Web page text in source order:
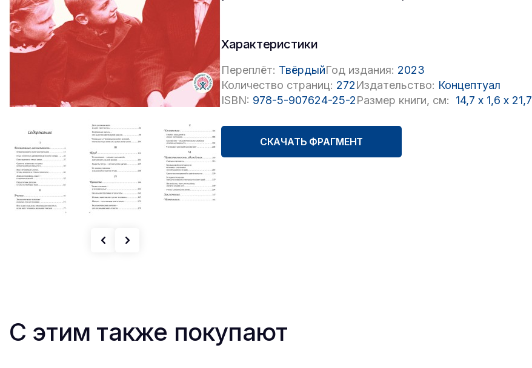
Характеристики
Переплёт: ТвёрдыйГод издания: 2023
Количество страниц: 272Издательство: Концептуал
ISBN: 978-5-907624-25-2Размер книги, см: 14,7 x 1,6 x 21,7
СКАЧАТЬ ФРАГМЕНТ
С этим также покупают